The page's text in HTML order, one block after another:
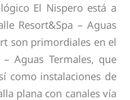
El Nispero está a
Resort&Spa – Aguas
son primordiales en el
Aguas Termales, que
como instalaciones de
plana con canales vía